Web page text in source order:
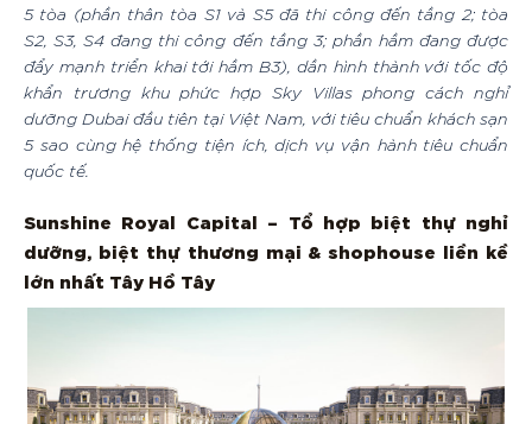
5 tòa (phần thân tòa S1 và S5 đã thi công đến tầng 2; tòa
S2, S3, S4 đang thi công đến tầng 3; phần hầm đang được
đẩy mạnh triển khai tới hầm B3), dần hình thành với tốc độ
khẩn trương khu phức hợp Sky Villas phong cách nghỉ
dưỡng Dubai đầu tiên tại Việt Nam, với tiêu chuẩn khách sạn
5 sao cùng hệ thống tiện ích, dịch vụ vận hành tiêu chuẩn
quốc tế.
Sunshine Royal Capital – Tổ hợp biệt thự nghỉ
dưỡng, biệt thự thương mại & shophouse liền kề
lớn nhất Tây Hồ Tây